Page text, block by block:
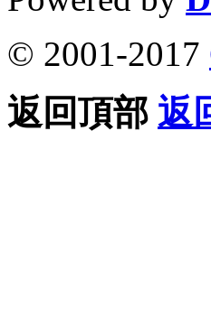
© 2001-2017
返回頂部 返